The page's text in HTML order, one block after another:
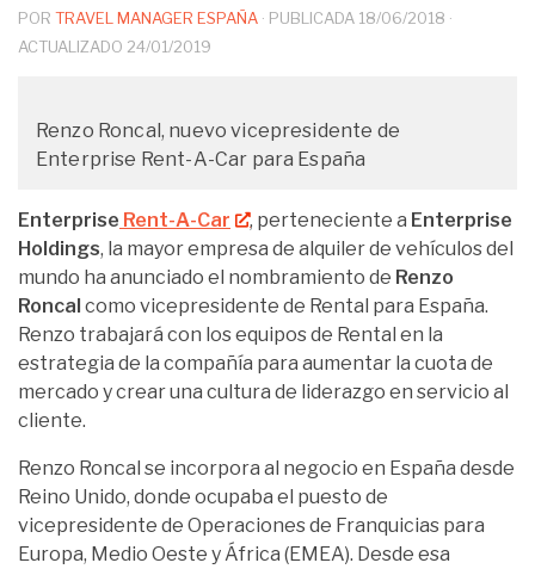
POR TRAVEL MANAGER ESPAÑA · PUBLICADA 18/06/2018 ·
ACTUALIZADO 24/01/2019
Renzo Roncal, nuevo vicepresidente de
Enterprise Rent-A-Car para España
Enterprise Rent-A-Car , perteneciente a Enterprise
Holdings, la mayor empresa de alquiler de vehículos del
mundo ha anunciado el nombramiento de Renzo
Roncal como vicepresidente de Rental para España.
Renzo trabajará con los equipos de Rental en la
estrategia de la compañía para aumentar la cuota de
mercado y crear una cultura de liderazgo en servicio al
cliente.
Renzo Roncal se incorpora al negocio en España desde
Reino Unido, donde ocupaba el puesto de
vicepresidente de Operaciones de Franquicias para
Europa, Medio Oeste y África (EMEA). Desde esa